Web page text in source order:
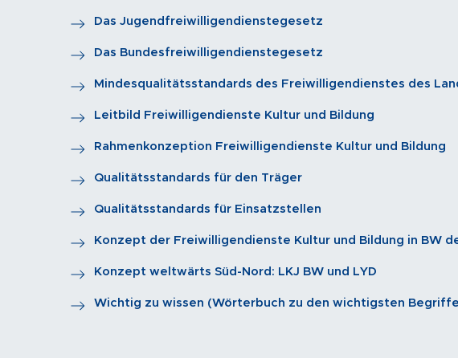
Das Jugendfreiwilligendienstegesetz
Das Bundesfreiwilligendienstegesetz
Mindesqualitätsstandards des Freiwilligendienstes des
Leitbild Freiwilligendienste Kultur und Bildung
Rahmenkonzeption Freiwilligendienste Kultur und Bildung
Qualitätsstandards für den Träger
Qualitätsstandards für Einsatzstellen
Konzept der Freiwilligendienste Kultur und Bildung in BW
Konzept weltwärts Süd-Nord: LKJ BW und LYD
Wichtig zu wissen (Wörterbuch zu den wichtigsten